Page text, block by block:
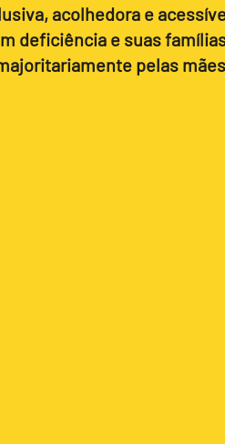
acolhedora e
deficiência e suas
pelas